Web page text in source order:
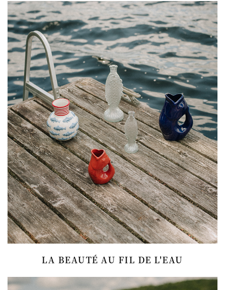
LA BEAUTÉ AU FIL DE L'EAU